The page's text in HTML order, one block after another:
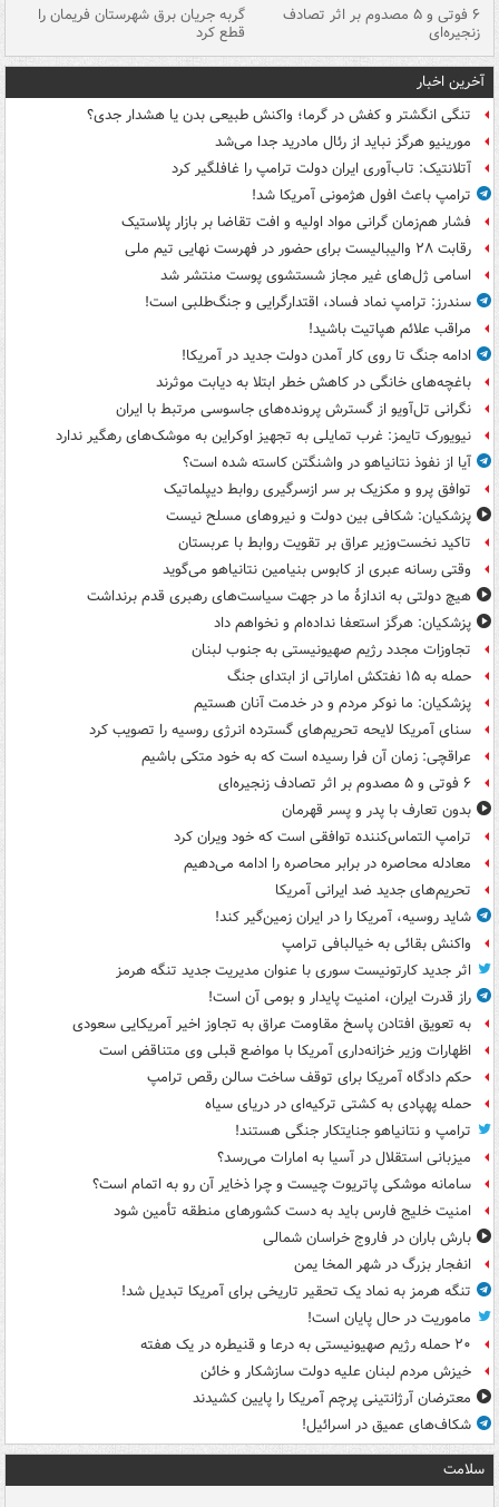
۶ فوتی و ۵ مصدوم بر اثر تصادف
زنجیره‌ای
گربه جریان برق شهرستان فریمان را
قطع کرد
آخرین اخبار
تنگی انگشتر و کفش در گرما؛ واکنش طبیعی بدن یا هشدار جدی؟
مورینیو هرگز نباید از رئال مادرید جدا می‌شد
آتلانتیک: تاب‌آوری ایران دولت ترامپ را غافلگیر کرد
ترامپ باعث افول هژمونی آمریکا شد!
فشار هم‌زمان گرانی مواد اولیه و افت تقاضا بر بازار پلاستیک
رقابت ۲۸ والیبالیست برای حضور در فهرست نهایی تیم ملی
اسامی ژل‌های غیر مجاز شستشوی پوست منتشر شد
سندرز: ترامپ نماد فساد، اقتدارگرایی و جنگ‌طلبی است!
مراقب علائم هپاتیت باشید!
ادامه جنگ تا روی کار آمدن دولت جدید در آمریکا!
باغچه‌های خانگی در کاهش خطر ابتلا به دیابت موثرند
نگرانی تل‌آویو از گسترش پرونده‌های جاسوسی مرتبط با ایران
نیویورک تایمز: غرب تمایلی به تجهیز اوکراین به موشک‌های رهگیر ندارد
آیا از نفوذ نتانیاهو در واشنگتن کاسته شده است؟
توافق پرو و مکزیک بر سر ازسرگیری روابط دیپلماتیک
پزشکیان: شکافی بین دولت و نیروهای مسلح نیست
تاکید نخست‌وزیر عراق بر تقویت روابط با عربستان
وقتی رسانه عبری از کابوس بنیامین نتانیاهو می‌گوید
هیچ دولتی به اندازۀ ما در جهت سیاست‌های رهبری قدم برنداشت
پزشکیان: هرگز استعفا نداده‌ام و نخواهم داد
تجاوزات مجدد رژیم صهیونیستی به جنوب لبنان
حمله به ۱۵ نفتکش‌ اماراتی از ابتدای جنگ
پزشکیان: ما نوکر مردم و در خدمت آنان هستیم
سنای آمریکا لایحه تحریم‌های گسترده انرژی روسیه را تصویب کرد
عراقچی: زمان آن فرا رسیده است که به خود متکی باشیم
۶ فوتی و ۵ مصدوم بر اثر تصادف زنجیره‌ای
بدون تعارف با پدر و پسر قهرمان
ترامپ التماس‌کننده توافقی است که خود ویران کرد
معادله محاصره در برابر محاصره را ادامه می‌دهیم
تحریم‌های جدید ضد ایرانی آمریکا
شاید روسیه، آمریکا را در ایران زمین‌گیر کند!
واکنش بقائی به خیالبافی ترامپ
اثر جدید کارتونیست سوری با عنوان مدیریت جدید تنگه هرمز
راز قدرت ایران، امنیت پایدار و بومی آن است!
به تعویق افتادن پاسخ مقاومت عراق به تجاوز اخیر آمریکایی سعودی
اظهارات وزیر خزانه‌داری آمریکا با مواضع قبلی وی متناقض است
حکم دادگاه آمریکا برای توقف ساخت سالن رقص ترامپ
حمله پهپادی به کشتی ترکیه‌ای در دریای سیاه
ترامپ و نتانیاهو جنایتکار جنگی هستند!
میزبانی استقلال در آسیا به امارات می‌رسد؟
سامانه موشکی پاتریوت چیست و چرا ذخایر آن رو به اتمام است؟
امنیت خلیج فارس باید به دست کشورهای منطقه تأمین شود
بارش باران در فاروج خراسان شمالی
انفجار بزرگ در شهر المخا یمن
تنگه هرمز به نماد یک تحقیر تاریخی برای آمریکا تبدیل شد!
ماموریت در حال پایان است!
۲۰ حمله رژیم صهیونیستی به درعا و قنیطره در یک هفته
خیزش مردم لبنان علیه دولت سازشکار و خائن
معترضان آرژانتینی پرچم آمریکا را پایین کشیدند
شکاف‌های عمیق در اسرائیل!
سلامت